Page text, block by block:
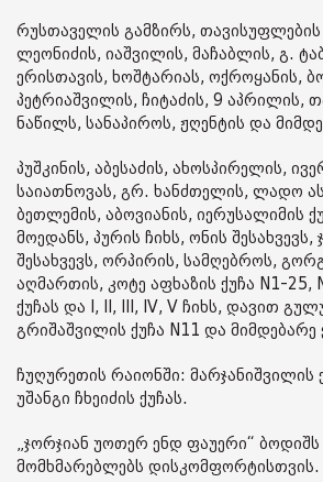
რუსთაველის გამზირს, თავისუფლების
ლეონიძის, იაშვილის, მაჩაბლის, გ.
ერისთავის, ხოშტარიას, ოქროყანის,
პეტრიაშვილის, ჩიტაძის, 9 აპრილის,
ნაწილს, სანაპიროს, ჟღენტის და
პუშკინის, აბესაძის, ახოსპირელის,
საიათნოვას, გრ. ხანძთელის, ლადო
ბეთლემის, აბოვიანის, იერუსალიმის
მოედანს, პურის ჩიხს, ონის შესახვევს,
შესახვევს, ორპირის, სამღებროს,
აღმართის, კოტე აფხაზის ქუჩა N1-
ქუჩას და I, II, III, IV, V ჩიხს, დავით
გრიშაშვილის ქუჩა N11 და მიმდებარე
ჩუღურეთის რაიონში: მარჯანიშვილის
უშანგი ჩხეიძის ქუჩას.
„ჯორჯიან უოთერ ენდ ფაუერი“ ბოდიშს
მომხმარებლებს დისკომფორტისთვის.